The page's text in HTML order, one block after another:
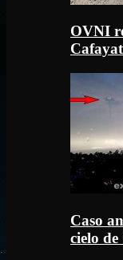
OVNI
Caso
cielo